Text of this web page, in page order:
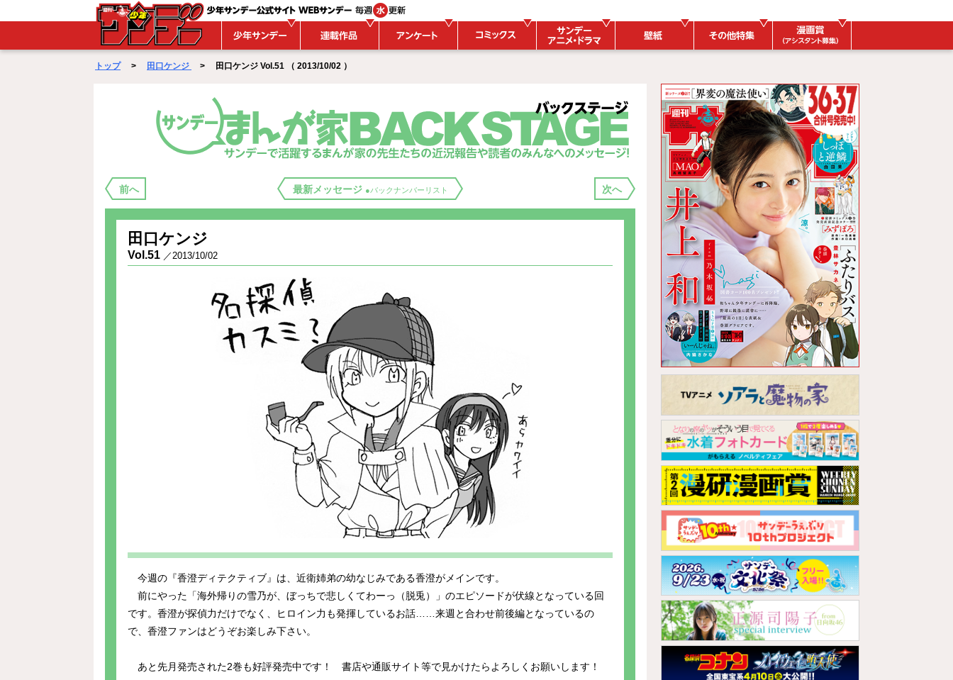
WEBサンデー
トップ> 田口ケンジ > 田口ケンジ Vol.51 （ 2013/10/02 ）
前へ 最新メッセージ ●バックナンバーリスト 次へ
田口ケンジ
Vol.51 ／2013/10/02
今週の『香澄ディテクティブ』は、近衛姉弟の幼なじみである香澄がメインです。
前にやった「海外帰りの雪乃が、ぼっちで悲しくてわーっ（脱兎）」のエピソードが伏線となっている回
です。香澄が探偵力だけでなく、ヒロイン力も発揮しているお話……来週と合わせ前後編となっているの
で、香澄ファンはどうぞお楽しみ下さい。
あと先月発売された2巻も好評発売中です！ 書店や通販サイト等で見かけたらよろしくお願いします！